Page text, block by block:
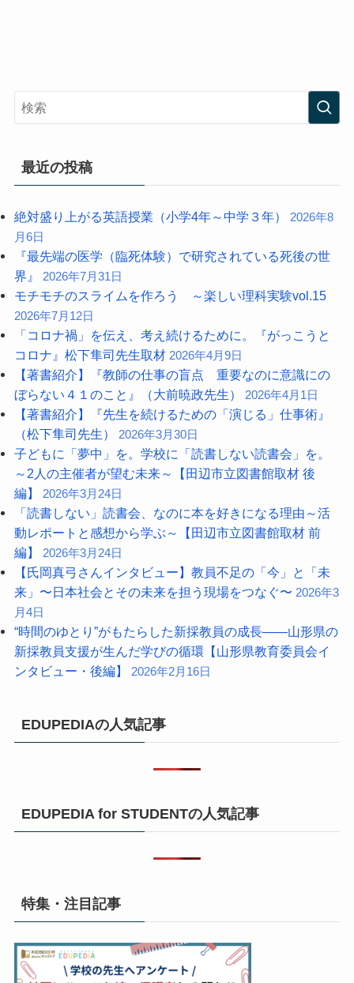
最近の投稿
絶対盛り上がる英語授業（小学4年～中学３年）
2026年8
月6日
『最先端の医学（臨死体験）で研究されている死後の世
界』
2026年7月31日
モチモチのスライムを作ろう ～楽しい理科実験vol.15
2026年7月12日
「コロナ禍」を伝え、考え続けるために。『がっこうと
コロナ』松下隼司先生取材 2026年4月9日
【著書紹介】『教師の仕事の盲点 重要なのに意識にの
ぼらない４１のこと』（大前暁政先生）
2026年4月1日
【著書紹介】『先生を続けるための「演じる」仕事術』
（松下隼司先生）
2026年3月30日
子どもに「夢中」を。学校に「読書しない読書会」を。
～2人の主催者が望む未来～【田辺市立図書館取材 後
編】
2026年3月24日
「読書しない」読書会、なのに本を好きになる理由～活
動レポートと感想から学ぶ～【田辺市立図書館取材 前
編】
2026年3月24日
【氏岡真弓さんインタビュー】教員不足の「今」と「未
来」〜日本社会とその未来を担う現場をつなぐ〜 2026年3
月4日
“時間のゆとり”がもたらした新採教員の成長――山形県の
新採教員支援が生んだ学びの循環【山形県教育委員会イ
ンタビュー・後編】
2026年2月16日
EDUPEDIAの人気記事
EDUPEDIA for STUDENTの人気記事
特集・注目記事